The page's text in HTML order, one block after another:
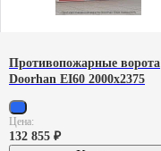
Противопожарные ворота
Doorhan EI60 2000х2375
Цена:
132 855 ₽